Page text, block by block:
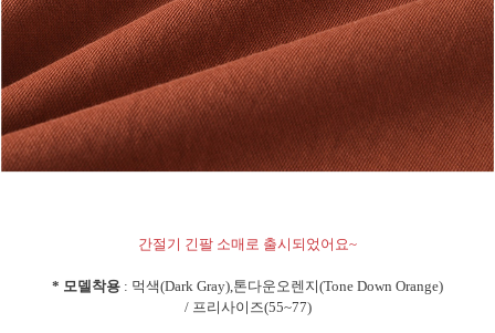
간절기 긴팔 소매로 출시되었어요~
* 모델착용 : 먹색(Dark Gray),톤다운오렌지(Tone Down Orange)
/ 프리사이즈(55~77)